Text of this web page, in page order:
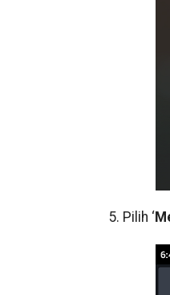
5. Pilih ‘